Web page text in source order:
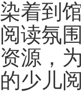
染着到
阅读氛
资源，
的少儿